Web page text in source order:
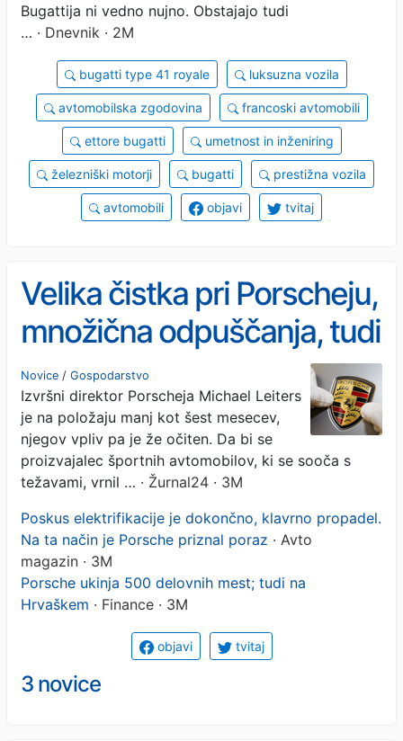
Bugattija ni vedno nujno. Obstajajo tudi
… · Dnevnik · 2M
bugatti type 41 royale luksuzna vozila
avtomobilska zgodovina francoski avtomobili
ettore bugatti umetnost in inženiring
železniški motorji bugatti prestižna vozila
avtomobili objavi tvitaj
Velika čistka pri Porscheju,
množična odpuščanja, tudi
na Hrvaškem
Novice / Gospodarstvo
Izvršni direktor Porscheja Michael Leiters
je na položaju manj kot šest mesecev,
njegov vpliv pa je že očiten. Da bi se
proizvajalec športnih avtomobilov, ki se sooča s
težavami, vrnil … · Žurnal24 · 3M
Poskus elektrifikacije je dokončno, klavrno propadel.
Na ta način je Porsche priznal poraz · Avto
magazin · 3M
Porsche ukinja 500 delovnih mest; tudi na
Hrvaškem · Finance · 3M
objavi tvitaj
3 novice